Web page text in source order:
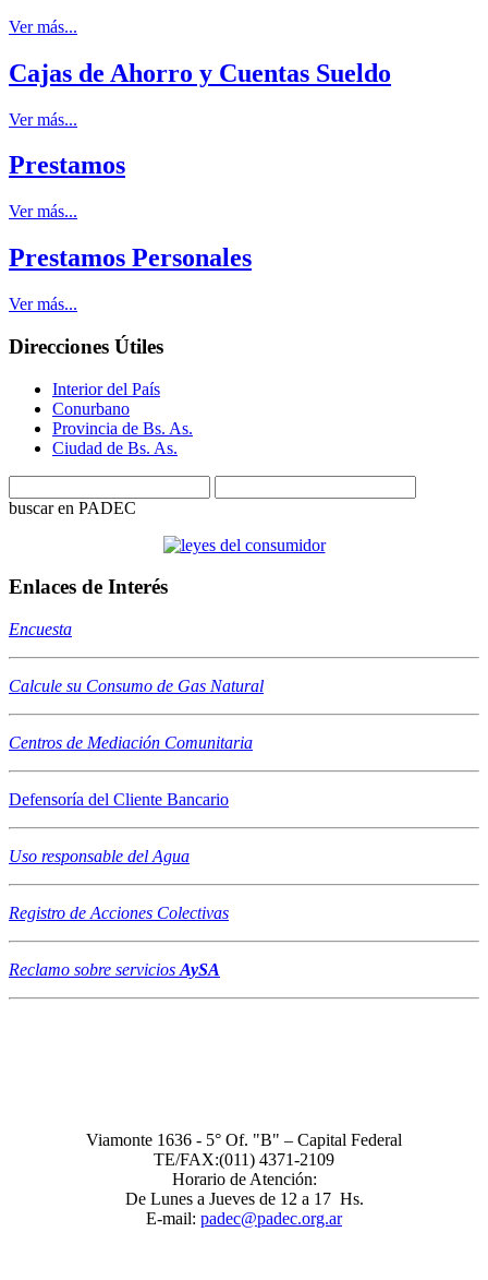
Ver más...
Cajas de Ahorro y Cuentas Sueldo
Ver más...
Prestamos
Ver más...
Prestamos Personales
Ver más...
Direcciones Útiles
Interior del País
Conurbano
Provincia de Bs. As.
Ciudad de Bs. As.
buscar en PADEC
Enlaces de Interés
Encuesta
Calcule su Consumo de Gas Natural
Centros de Mediación Comunitaria
Defensoría del Cliente Bancario
Uso responsable del Agua
Registro de Acciones Colectivas
Reclamo sobre servicios AySA
Viamonte 1636 - 5° Of. "B" – Capital Federal
TE/FAX:(011) 4371-2109
Horario de Atención:
De Lunes a Jueves de 12 a 17 Hs.
E-mail: padec@padec.org.ar